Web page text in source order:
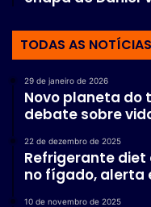
TODAS AS NOTÍCIAS
29 de janeiro de 2026
Novo planeta do
debate sobre
22 de dezembro de 2025
Refrigerante
no fígado, alerta
10 de novembro de 2025